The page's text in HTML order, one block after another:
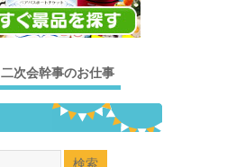
二次会幹事のお仕事